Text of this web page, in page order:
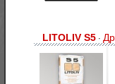
LITOLIV S5 ·